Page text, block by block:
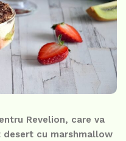
Revelion, care va
cu marshmallow